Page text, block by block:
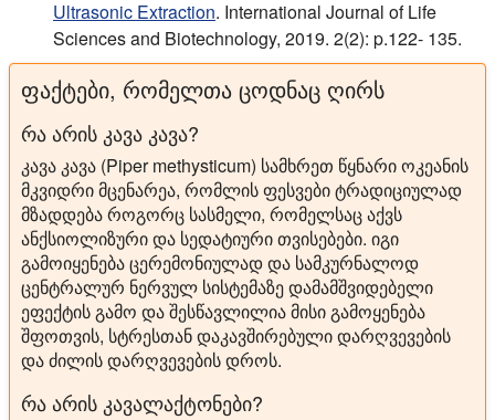
Ultrasonic Extraction. International Journal of Life
Sciences and Biotechnology, 2019. 2(2): p.122- 135.
ფაქტები, რომელთა ცოდნაც ღირს
რა არის კავა კავა?
კავა კავა (Piper methysticum) სამხრეთ წყნარი ოკეანის
მკვიდრი მცენარეა, რომლის ფესვები ტრადიციულად
მზადდება როგორც სასმელი, რომელსაც აქვს
ანქსიოლიზური და სედატიური თვისებები. იგი
გამოიყენება ცერემონიულად და სამკურნალოდ
ცენტრალურ ნერვულ სისტემაზე დამამშვიდებელი
ეფექტის გამო და შესწავლილია მისი გამოყენება
შფოთვის, სტრესთან დაკავშირებული დარღვევების
და ძილის დარღვევების დროს.
რა არის კავალაქტონები?